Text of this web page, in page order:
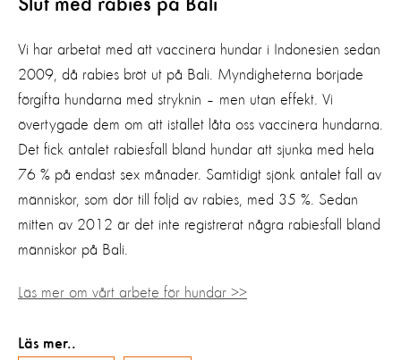
Slut med rabies på Bali
Vi har arbetat med att vaccinera hundar i Indonesien sedan
2009, då rabies bröt ut på Bali. Myndigheterna började
förgifta hundarna med stryknin – men utan effekt. Vi
övertygade dem om att istället låta oss vaccinera hundarna.
Det fick antalet rabiesfall bland hundar att sjunka med hela
76 % på endast sex månader. Samtidigt sjönk antalet fall av
människor, som dör till följd av rabies, med 35 %. Sedan
mitten av 2012 är det inte registrerat några rabiesfall bland
människor på Bali.
Läs mer om vårt arbete för hundar >>
Läs mer..